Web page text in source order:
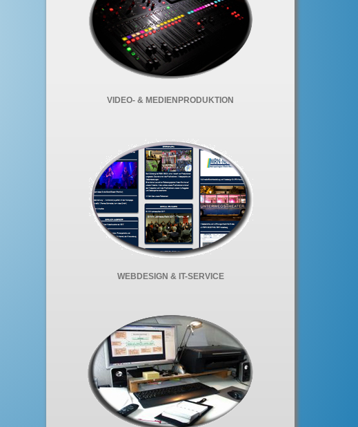
VIDEO- & MEDIENPRODUKTION
WEBDESIGN & IT-SERVICE